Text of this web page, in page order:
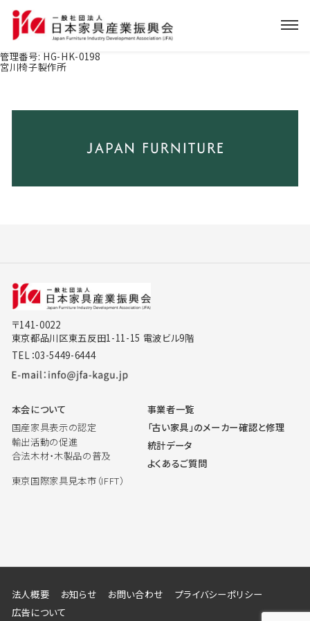
管理番号: HG-HK-0198
宮川椅子製作所
〒141-0022
東京都品川区東五反田1-11-15 電波ビル9階
TEL：03-5449-6444
本会について
国産家具表示の認定
輸出活動の促進
合法木材・木製品の普及
東京国際家具見本市（IFFT）
事業者一覧
「古い家具」のメーカー確認と修理
統計データ
よくあるご質問
法人概要 お知らせ お問い合わせ
プライバシーポリシー
広告について